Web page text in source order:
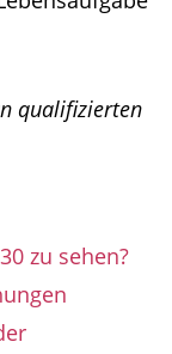
qualifizierten
zu sehen?